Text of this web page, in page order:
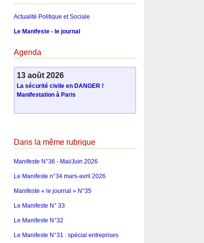
Actualité Politique et Sociale
Le Manifeste - le journal
Agenda
13 août 2026
La sécurité civile en DANGER !
Manifestation à Paris
Dans la même rubrique
Manifeste N°36 - Mai/Juin 2026
Le Manifeste n°34 mars-avril 2026
Manifeste « le journal » N°35
Le Manifeste N° 33
Le Manifeste N°32
Le Manifeste N°31 : spécial entreprises